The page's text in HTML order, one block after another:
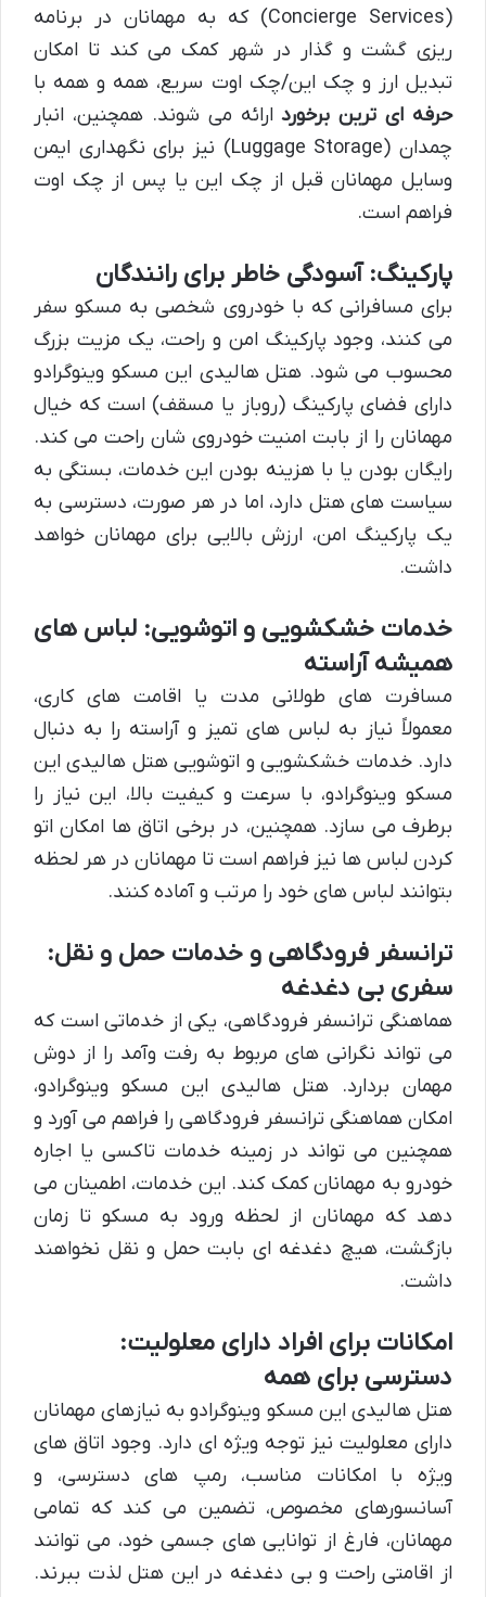
(Concierge Services) که به مهمانان در برنامه
ریزی گشت و گذار در شهر کمک می کند تا امکان
تبدیل ارز و چک این/چک اوت سریع، همه و همه با
حرفه ای ترین برخوردارائه می شوند. همچنین، انبار
چمدان (Luggage Storage) نیز برای نگهداری ایمن
وسایل مهمانان قبل از چک این یا پس از چک اوت
فراهم است.
پارکینگ: آسودگی خاطر برای رانندگان
برای مسافرانی که با خودروی شخصی به مسکو سفر
می کنند، وجود پارکینگ امن و راحت، یک مزیت بزرگ
محسوب می شود. هتل هالیدی این مسکو وینوگرادو
دارای فضای پارکینگ (روباز یا مسقف) است که خیال
مهمانان را از بابت امنیت خودروی شان راحت می کند.
رایگان بودن یا با هزینه بودن این خدمات، بستگی به
سیاست های هتل دارد، اما در هر صورت، دسترسی به
یک پارکینگ امن، ارزش بالایی برای مهمانان خواهد
داشت.
خدمات خشکشویی و اتوشویی: لباس های
همیشه آراسته
مسافرت های طولانی مدت یا اقامت های کاری،
معمولاً نیاز به لباس های تمیز و آراسته را به دنبال
دارد. خدمات خشکشویی و اتوشویی هتل هالیدی این
مسکو وینوگرادو، با سرعت و کیفیت بالا، این نیاز را
برطرف می سازد. همچنین، در برخی اتاق ها امکان اتو
کردن لباس ها نیز فراهم است تا مهمانان در هر لحظه
بتوانند لباس های خود را مرتب و آماده کنند.
ترانسفر فرودگاهی و خدمات حمل و نقل:
سفری بی دغدغه
هماهنگی ترانسفر فرودگاهی، یکی از خدماتی است که
می تواند نگرانی های مربوط به رفت وآمد را از دوش
مهمان بردارد. هتل هالیدی این مسکو وینوگرادو،
امکان هماهنگی ترانسفر فرودگاهی را فراهم می آورد و
همچنین می تواند در زمینه خدمات تاکسی یا اجاره
خودرو به مهمانان کمک کند. این خدمات، اطمینان می
دهد که مهمانان از لحظه ورود به مسکو تا زمان
بازگشت، هیچ دغدغه ای بابت حمل و نقل نخواهند
داشت.
امکانات برای افراد دارای معلولیت:
دسترسی برای همه
هتل هالیدی این مسکو وینوگرادو به نیازهای مهمانان
دارای معلولیت نیز توجه ویژه ای دارد. وجود اتاق های
ویژه با امکانات مناسب، رمپ های دسترسی، و
آسانسورهای مخصوص، تضمین می کند که تمامی
مهمانان، فارغ از توانایی های جسمی خود، می توانند
از اقامتی راحت و بی دغدغه در این هتل لذت ببرند.